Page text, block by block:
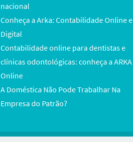
nacional
Conheça a Arka: Contabilidade Online e
Digital
Contabilidade online para dentistas e
clínicas odontológicas: conheça a ARKA
Online
A Doméstica Não Pode Trabalhar Na
Empresa do Patrão?